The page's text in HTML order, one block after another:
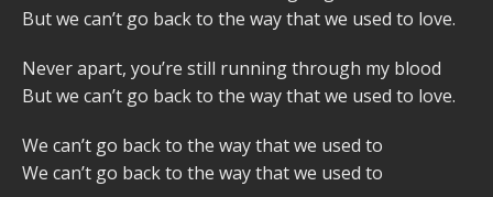
But we can’t go back to the way that we used to love.
Never apart, you’re still running through my blood
But we can’t go back to the way that we used to love.
We can’t go back to the way that we used to
We can’t go back to the way that we used to